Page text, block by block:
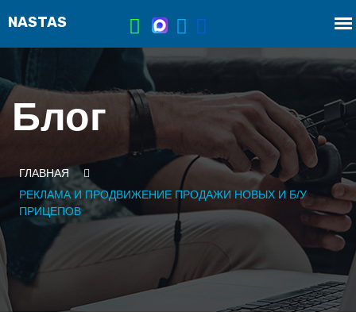
Блог
ГЛАВНАЯ
РЕКЛАМА И ПРОДВИЖЕНИЕ ПРОДАЖИ НОВЫХ И Б/У
ПРИЦЕПОВ